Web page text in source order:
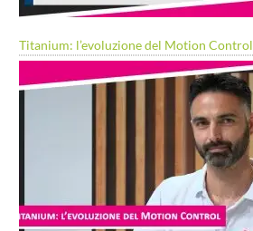
Titanium: l’evoluzione del Motion Control